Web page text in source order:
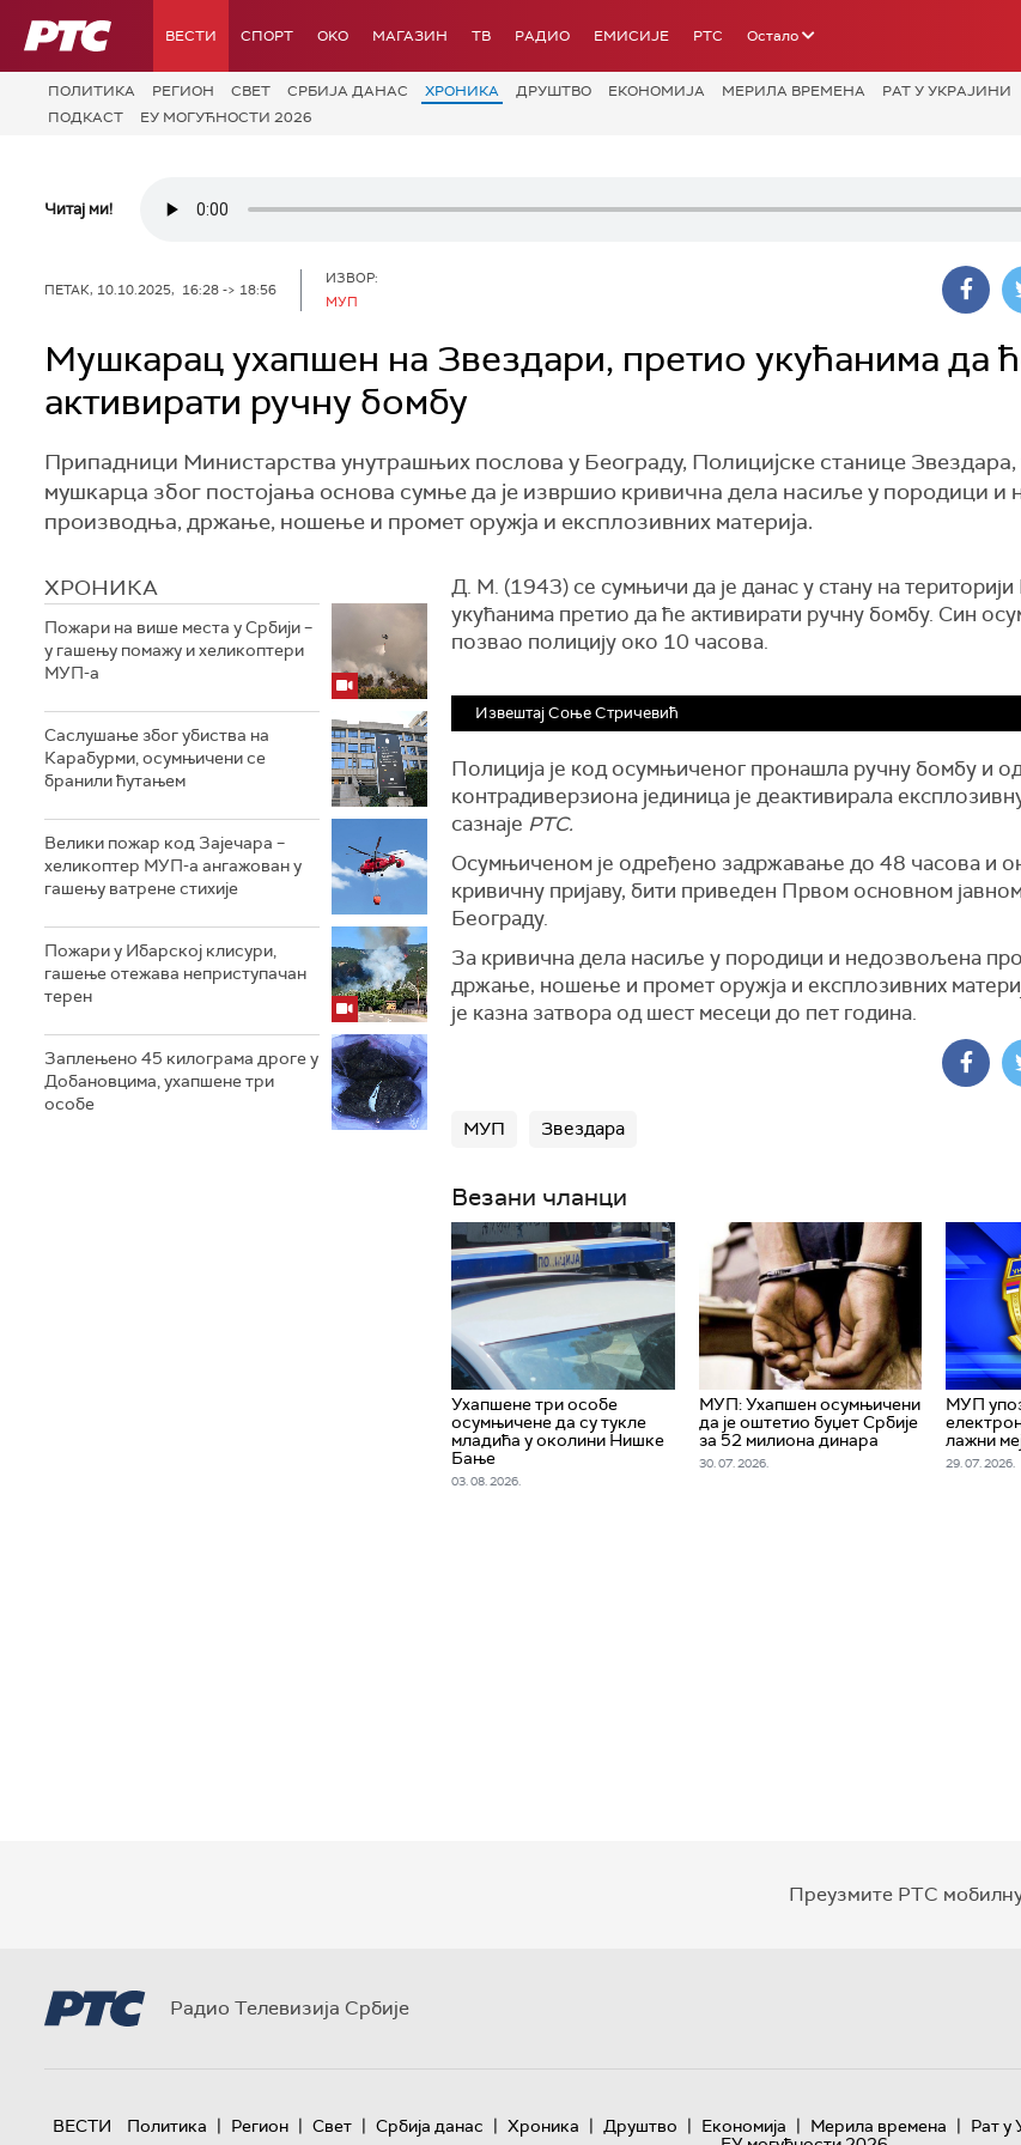
РТС ВЕСТИ СПОРТ OKO МАГАЗИН ТВ РАДИО ЕМИСИЈЕ РТС Остало
ПОЛИТИКА РЕГИОН СВЕТ СРБИЈА ДАНАС ХРОНИКА ДРУШТВО ЕКОНОМИЈА МЕРИЛА ВРЕМЕНА РАТ У УКРАЈИНИ
ПОДКАСТ
ЕУ МОГУЋНОСТИ 2026
Читај ми!
ПЕТАК, 10.10.2025, 16:28 -> 18:56
ИЗВОР:
МУП
Mушкарац ухапшен на Звездари, претио укућанима да
активирати ручну бомбу
Припадници Министарства унутрашњих послова у Београду, Полицијске станице Звездара,
мушкарца због постојања основа сумње да је извршио кривична дела насиље у породици и
производња, држање, ношење и промет оружја и експлозивних материја.
ХРОНИКА
Пожари на више места у Србији –
у гашењу помажу и хеликоптери
МУП-а
Саслушање због убиства на
Карабурми, осумњичени се
бранили ћутањем
Велики пожар код Зајечара –
хеликоптер МУП-а ангажован у
гашењу ватрене стихије
Пожари у Ибарској клисури,
гашење отежава неприступачан
терен
Заплењено 45 килограма дроге у
Добановцима, ухапшене три
особе
Д. М. (1943) се сумњичи да је данас у стану на територији
укућанима претио да ће активирати ручну бомбу. Син
позвао полицију око 10 часова.
Извештај Соње Стричевић
Полиција је код осумњиченог пронашла ручну бомбу и
контрадиверзиона јединица је деактивирала
сазнаје РТС.
Осумњиченом је одређено задржавање до 48 часова и
кривичну пријаву, бити приведен Првом основном
Београду.
За кривична дела насиље у породици и недозвољена
држање, ношење и промет оружја и експлозивних
је казна затвора од шест месеци до пет година.
МУП Звездара
Везани чланци
Ухапшенe три особе
осумњичене да су тукле
младића у околини Нишке
Бање
03. 08. 2026.
МУП: Ухапшен осумњичени
да је оштетио буџет Србије
за 52 милиона динара
30. 07. 2026.
МУП
лажни
29. 07. 2026.
Преузмите РТС
Радио Телевизија Србије
ВЕСТИ Политика | Регион | Свет | Србија данас | Хроника | Друштво | Економија | Мерила времена | Рат у